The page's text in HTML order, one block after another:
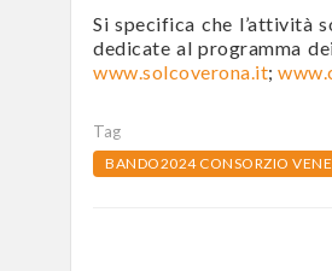
Si specifica che l’attività
dedicate al programma
www.solcoverona.it;
Tag
BANDO2024 CONSORZIO